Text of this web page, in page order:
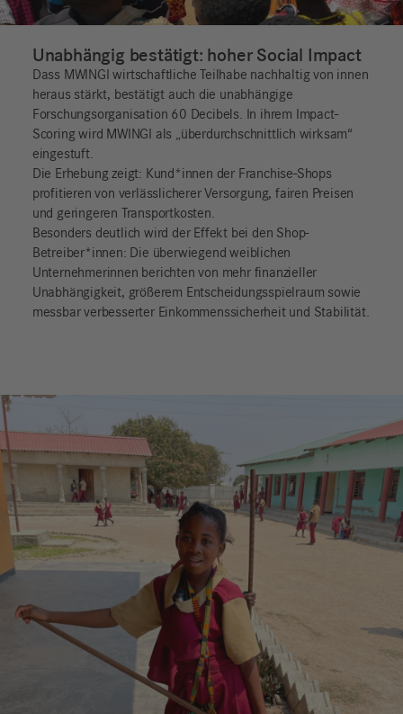
Unabhängig bestätigt: hoher Social Impact
Dass MWINGI wirtschaftliche Teilhabe nachhaltig von innen
heraus stärkt, bestätigt auch die unabhängige
Forschungsorganisation 60 Decibels. In ihrem Impact-
Scoring wird MWINGI als „überdurchschnittlich wirksam“
eingestuft.
Die Erhebung zeigt: Kund*innen der Franchise-Shops
profitieren von verlässlicherer Versorgung, fairen Preisen
und geringeren Transportkosten.
Besonders deutlich wird der Effekt bei den Shop-
Betreiber*innen: Die überwiegend weiblichen
Unternehmerinnen berichten von mehr finanzieller
Unabhängigkeit, größerem Entscheidungsspielraum sowie
messbar verbesserter Einkommenssicherheit und Stabilität.